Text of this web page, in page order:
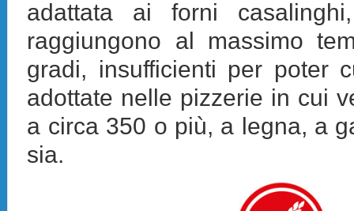
adattata ai forni
raggiungono al massimo
gradi, insufficienti per poter
adottate nelle pizzerie in cui
a circa 350 o più, a legna, a
sia.